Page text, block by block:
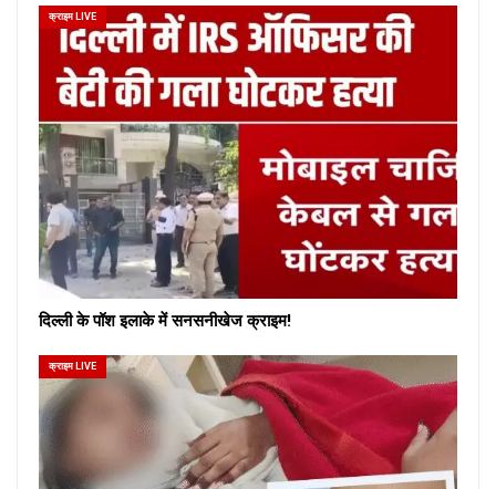
क्राइम LIVE
दिल्ली के पॉश इलाके में सनसनीखेज क्राइम!
क्राइम LIVE